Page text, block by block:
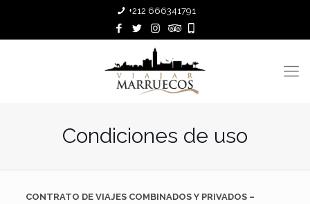
+212 666341791
Condiciones de uso
CONTRATO DE VIAJES COMBINADOS Y PRIVADOS –